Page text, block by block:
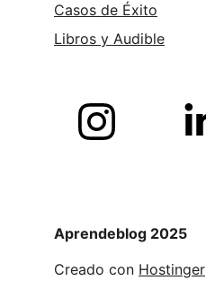
Casos de Éxito
Libros y Audible
Aprendeblog 2025
Creado con Hostinger